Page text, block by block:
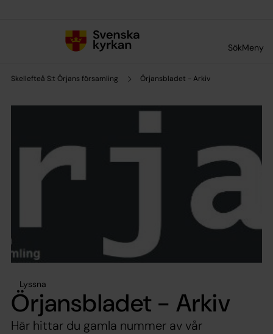
SökMeny
Skellefteå S:t Örjans församling Örjansbladet - Arkiv
Lyssna
Örjansbladet - Arkiv
Här hittar du gamla nummer av vår